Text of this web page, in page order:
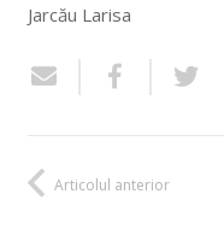
Jarcău Larisa
Articolul anterior